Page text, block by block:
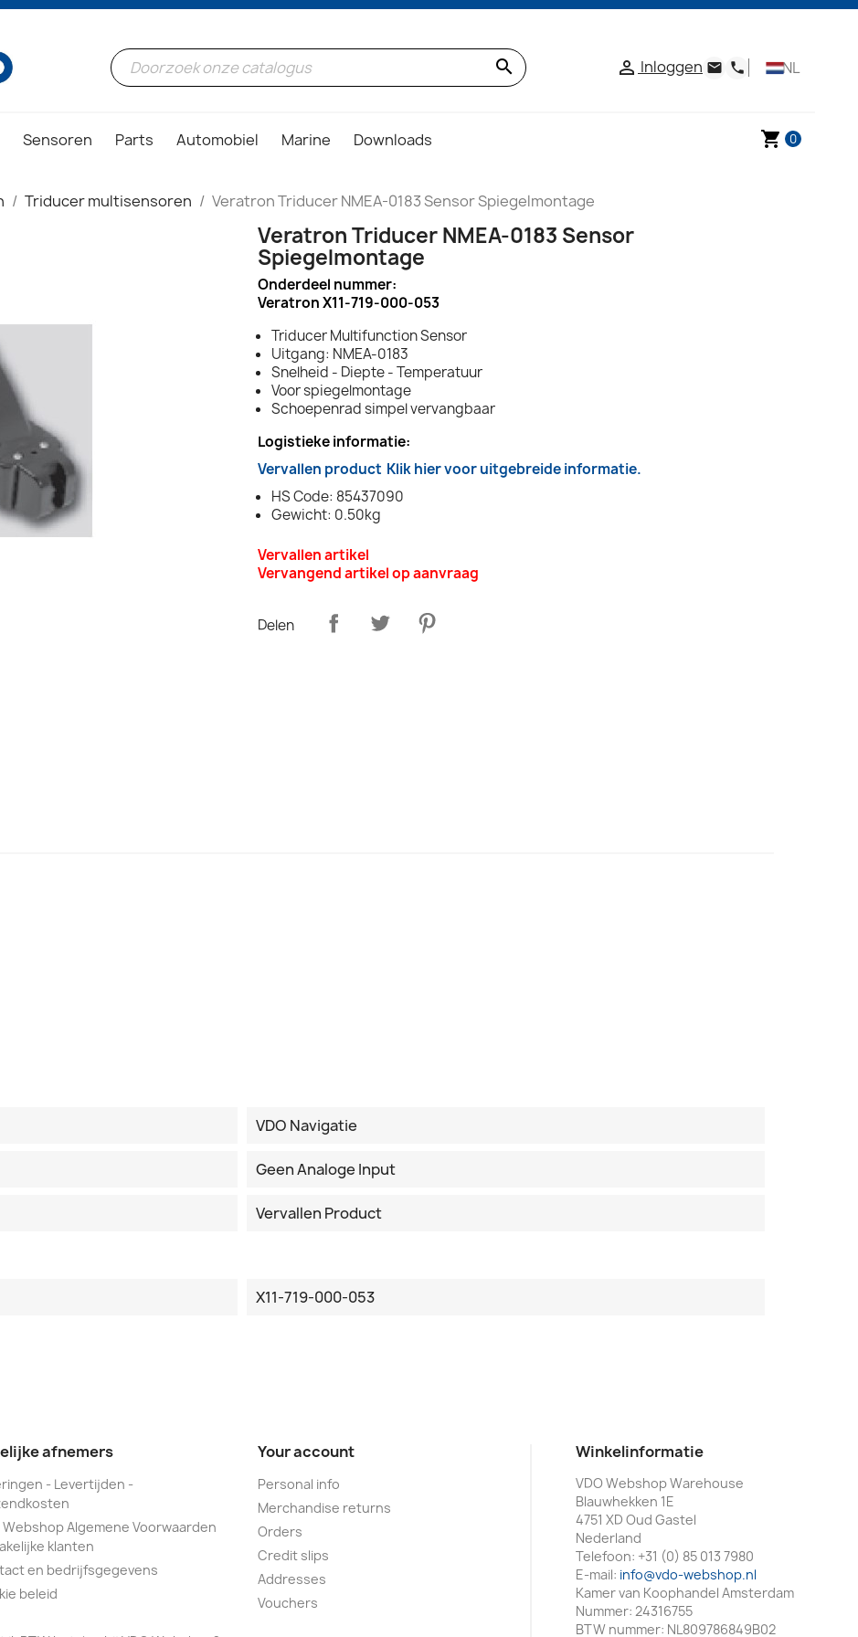
search  Inloggen email phone NL
Sensoren Parts Automobiel Marine Downloads shopping_cart 0
Triducer multisensoren Veratron Triducer NMEA-0183 Sensor Spiegelmontage
Veratron Triducer NMEA-0183 Sensor
Spiegelmontage
Onderdeel nummer:
Veratron X11-719-000-053
Triducer Multifunction Sensor
Uitgang: NMEA-0183
Snelheid - Diepte - Temperatuur
Voor spiegelmontage
Schoepenrad simpel vervangbaar
Logistieke informatie:
Vervallen product Klik hier voor uitgebreide informatie.
HS Code: 85437090
Gewicht: 0.50kg
Vervallen artikel
Vervangend artikel op aanvraag
Delen
VDO Navigatie
Geen Analoge Input
Vervallen Product
X11-719-000-053
afnemers
- Levertijden -
Webshop Algemene Voorwaarden
klanten
en bedrijfsgegevens
beleid
Your account
Personal info
Merchandise returns
Orders
Credit slips
Addresses
Vouchers
Winkelinformatie
VDO Webshop Warehouse
Blauwhekken 1E
4751 XD Oud Gastel
Nederland
Telefoon: +31 (0) 85 013 7980
E-mail: info@vdo-webshop.nl
Kamer van Koophandel Amsterdam
Nummer: 24316755
BTW nummer: NL809786849B02